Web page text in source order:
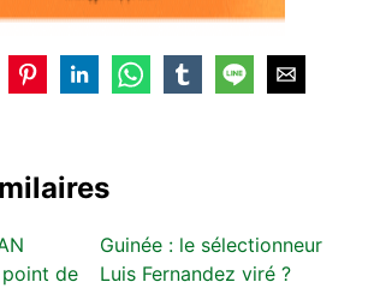
point de
Guinée : le sélectionneur
Luis Fernandez viré ?